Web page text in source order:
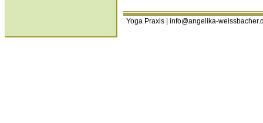
Yoga Praxis | info@angelika-